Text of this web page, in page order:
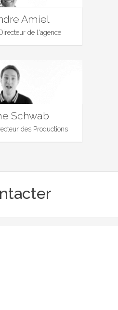
Amiel
de l'agence
Schwab
des Productions